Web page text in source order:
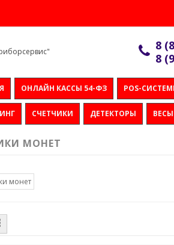
8
8
ОНЛАЙН КАССЫ 54-ФЗ POS-
СЧЕТЧИКИ ДЕТЕКТОРЫ ВЕСЫ
МОНЕТ